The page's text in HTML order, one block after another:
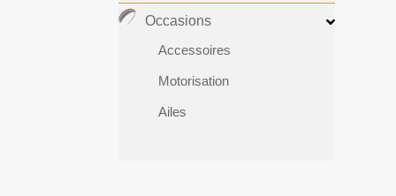
Occasions
Accessoires
Motorisation
Ailes